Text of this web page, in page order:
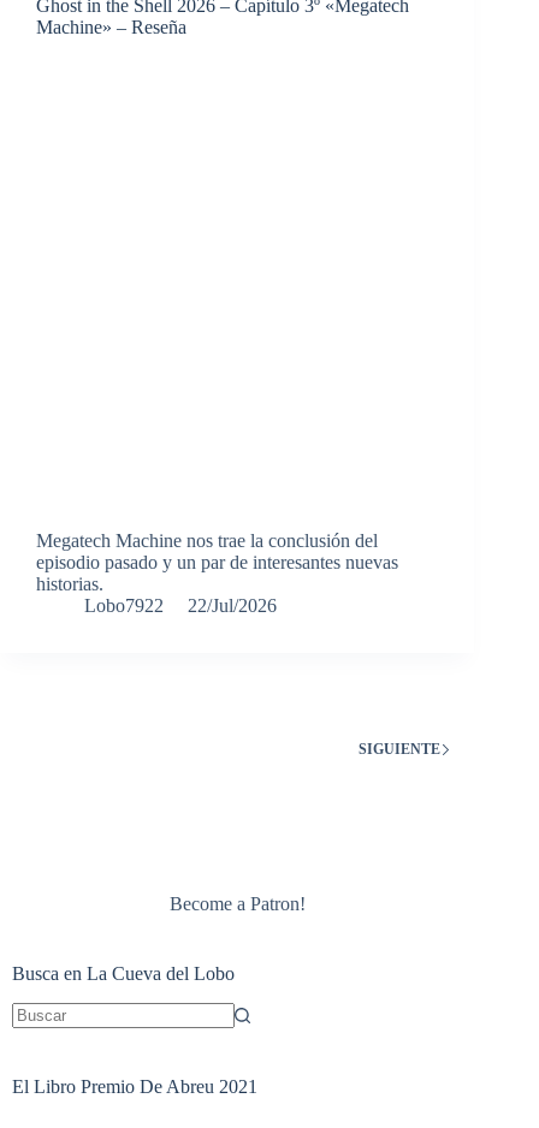
Ghost in the Shell 2026 – Capítulo 3º «Megatech
Machine» – Reseña
Megatech Machine nos trae la conclusión del
episodio pasado y un par de interesantes nuevas
historias.
Lobo7922
22/Jul/2026
SIGUIENTE
Become a Patron!
Busca en La Cueva del Lobo
El Libro Premio De Abreu 2021